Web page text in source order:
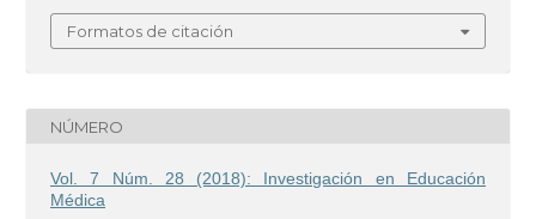
Formatos de citación
NÚMERO
Vol. 7 Núm. 28 (2018): Investigación en Educación
Médica